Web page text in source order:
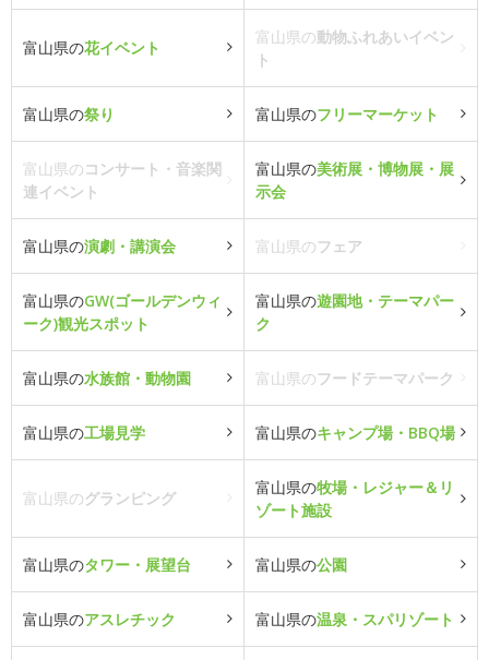
富山県の花イベント
富山県の動物ふれあいイベン
ト
富山県の祭り 富山県のフリーマーケット
富山県のコンサート・音楽関
連イベント
富山県の美術展・博物展・展
示会
富山県の演劇・講演会 富山県のフェア
富山県のGW(ゴールデンウィ
ーク)観光スポット
富山県の遊園地・テーマパー
ク
富山県の水族館・動物園 富山県のフードテーマパーク
富山県の工場見学 富山県のキャンプ場・BBQ場
富山県のグランピング
富山県の牧場・レジャー＆リ
ゾート施設
富山県のタワー・展望台 富山県の公園
富山県のアスレチック 富山県の温泉・スパリゾート